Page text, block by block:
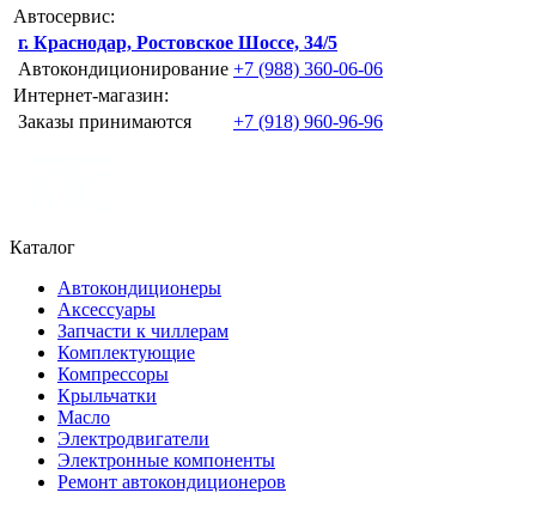
Автосервис:
г. Краснодар, Ростовское Шоссе, 34/5
Автокондиционирование +7 (988) 360-06-06
Интернет-магазин:
Заказы принимаются
+7 (918) 960-96-96
Каталог
Автокондиционеры
Аксессуары
Запчасти к чиллерам
Комплектующие
Компрессоры
Крыльчатки
Масло
Электродвигатели
Электронные компоненты
Ремонт автокондиционеров